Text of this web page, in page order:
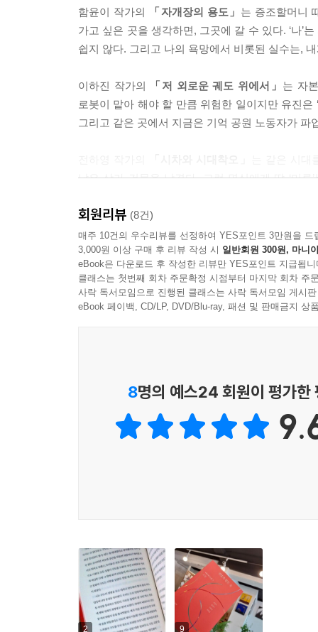
“그러니까 사랑을 할 시간에 손을 씻었다는 거예요
비오리가 확인하듯 재차 물었다.
“왜요, 그게 이상해요?”
“그게 뭐가 이상해요. 나 자신을 지키려던 것뿐이
간 몸의 사소한 신호들을 알아차리고…….”
“우리 때는 다 그랬으니까요.”
무엇인지 아는 사람은 세상에서 오직 정아뿐이었다.
---「백허그 공모전」중에서
그저 묵묵히, 태초부터 그가 사랑한 인간들을 응시
가락의 말이 떠올랐다.
‘너를 있는 그대로 사랑해주는 존재를 만나게 되면,
나는 이마가 뜨겁고 발등이 따갑지만, 자리를 이
서 우르르 터지는 팝콘. 내가 조금만 더 뜨거워진
함윤이 작가의 「자개장의 용도」 는 증조할머니
가고 싶은 곳을 생각하면, 그곳에 갈 수 있다. ‘나’
쉽지 않다. 그리고 나의 욕망에서 비롯된 실수는,
이하진 작가의 「저 외로운 궤도 위에서」 는 자
로봇이 맡아 해야 할 만큼 위험한 일이지만 유진
그리고 같은 곳에서 지금은 기억 공원 노동자가 파
낡은 상가 건물을 남겼다. 그런 명식에게 딸 ‘미
나인경 작가의「시티 라이트」는 미증유의 바이
주로 취급하는 ‘요’는 중추신경을 건드려 감각을
차라리 그 무엇도 느끼고 싶지 않아 한다. 그런 사람
임현석 작가의「백허그 공모전」은 비교심리학
혼란함을 느끼던 연소는 “신과 독대하고도 몸과
하는 의식을 앞두고 연소는 뜻밖의 대화를 누군가
회원리뷰 (8건)
매주 10건의 우수리뷰를 선정하여 YES포인트 3만원을 드
3,000원 이상 구매 후 리뷰 작성 시 일반회원 300원, 마니
eBook은 다운로드 후 작성한 리뷰만 YES포인트 지급됩니
클래스는 첫번째 회차 주문확정 시점부터 마지막 회차 주
사락 독서모임으로 진행된 클래스는 사락 독서모임 게시
eBook 페이백, CD/LP, DVD/Blu-ray, 패션 및 판매금지 상
8명의 예스24 회원이 평가한
2 9